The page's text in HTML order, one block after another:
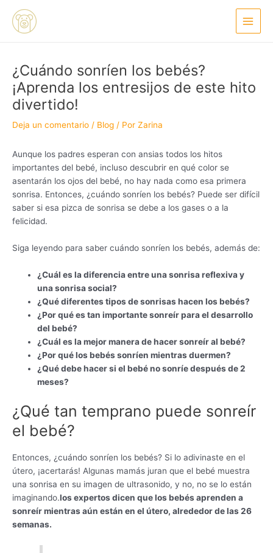
contenido
Main
Menu
¿Cuándo sonríen los bebés?
¡Aprenda los entresijos de este hito
divertido!
Deja un comentario / Blog / Por Zarina
Aunque los padres esperan con ansias todos los hitos
importantes del bebé, incluso descubrir en qué color se
asentarán los ojos del bebé, no hay nada como esa primera
sonrisa. Entonces, ¿cuándo sonríen los bebés? Puede ser difícil
saber si esa pizca de sonrisa se debe a los gases o a la
felicidad.
Siga leyendo para saber cuándo sonríen los bebés, además de:
¿Cuál es la diferencia entre una sonrisa reflexiva y
una sonrisa social?
¿Qué diferentes tipos de sonrisas hacen los bebés?
¿Por qué es tan importante sonreír para el desarrollo
del bebé?
¿Cuál es la mejor manera de hacer sonreír al bebé?
¿Por qué los bebés sonríen mientras duermen?
¿Qué debe hacer si el bebé no sonríe después de 2
meses?
¿Qué tan temprano puede sonreír
el bebé?
Entonces, ¿cuándo sonríen los bebés? Si lo adivinaste en el
útero, ¡acertarás! Algunas mamás juran que el bebé muestra
una sonrisa en su imagen de ultrasonido, y no, no se lo están
imaginando.los expertos dicen que los bebés aprenden a
sonreír mientras aún están en el útero, alrededor de las 26
semanas.
de
entradas